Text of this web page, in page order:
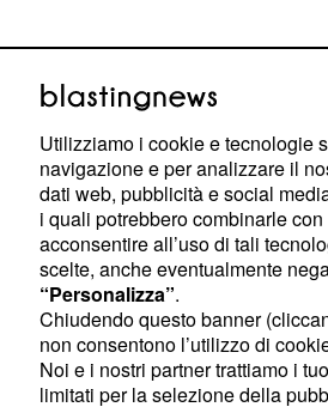
Slongo: ‘Obiettivo
Dal 19 luglio, il giorno
conseguente frattura vertebrale,
enormi progressi. Dopo aver
il campione siciliano sta tornando
questi giorni e al momento il
Espana appare molto probabile.
Team Bahrain andrebbe senza
Utilizziamo i cookie e tecnologie
navigazione e per analizzare il
dati web, pubblicità e social
i quali potrebbero combinarle
acconsentire all’uso di tali
scelte, anche eventualmente
“Personalizza”.
Chiudendo questo banner
non consentono l’utilizzo di
Noi e i nostri partner trattiamo i
limitati per la selezione della